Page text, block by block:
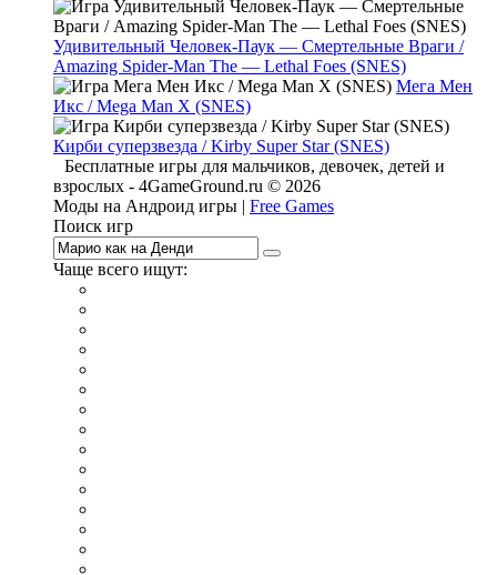
Удивительный Человек-Паук — Смертельные Враги /
Amazing Spider-Man The — Lethal Foes (SNES)
Мега Мен
Икс / Mega Man X (SNES)
Кирби суперзвезда / Kirby Super Star (SNES)
Бесплатные игры для мальчиков, девочек, детей и
взрослых - 4GameGround.ru © 2026
Моды на Андроид игры | Free Games
Поиск игр
Чаще всего ищут: